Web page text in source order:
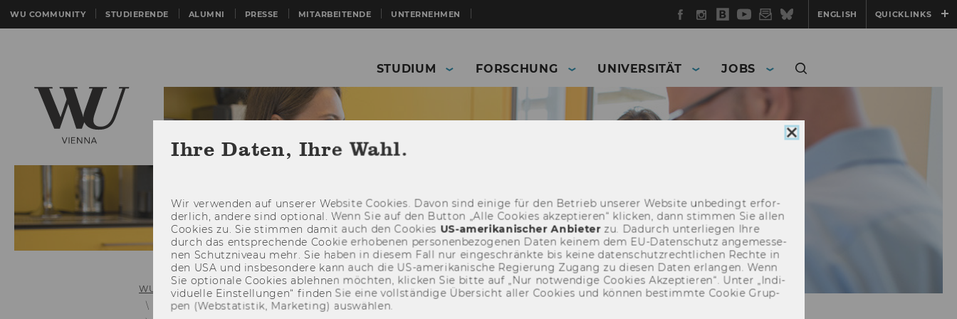
WU COMMUNITY STUDIERENDE ALUMNI PRESSE MITARBEITENDE UNTERNEHMEN Facebook
Instagram
WU
Blog
YouTube
Newsletter
BlueskyENGLISH QUICKLINKS
STUDIUM FORSCHUNG UNIVERSITÄT JOBS
WU (Wirtschaftsuniversität Wien)
Mitarbeitende
Personalentwicklung und interne Weiterbildung
Cookie
Consent
Ihre Daten, Ihre Wahl.
Wir ver­wen­den auf un­se­rer Web­site Coo­kies. Davon sind ei­ni­ge für den Be­trieb un­se­rer Web­site un­be­dingt er­for­
der­lich, an­de­re sind op­tio­nal. Wenn Sie auf den But­ton „Alle Coo­kies ak­zep­tie­ren“ kli­cken, dann stim­men Sie allen
Coo­kies zu. Sie stim­men damit auch den Coo­kies US-​amerikanischer An­bie­terzu. Da­durch un­ter­lie­gen Ihre
durch das ent­spre­chen­de Coo­kie er­ho­be­nen per­so­nen­be­zo­ge­nen Daten kei­nem dem EU-​Datenschutz an­ge­mes­se­
nen Schutz­ni­veau mehr. Sie haben in die­sem Fall nur ein­ge­schränk­te bis keine da­ten­schutz­recht­li­chen Rech­te in
den USA und ins­be­son­de­re kann auch die US-​amerikanische Re­gie­rung Zu­gang zu die­sen Daten er­lan­gen. Wenn
Sie op­tio­na­le Coo­kies ab­leh­nen möch­ten, kli­cken Sie bitte auf „Nur not­wen­di­ge Coo­kies Ak­zep­tie­ren“. Unter „In­di­
vi­du­el­le Ein­stel­lun­gen“ fin­den Sie eine voll­stän­di­ge Über­sicht aller Coo­kies und kön­nen be­stimm­te Coo­kie Grup­
pen (Web­sta­tis­tik, Mar­ke­ting) aus­wäh­len.